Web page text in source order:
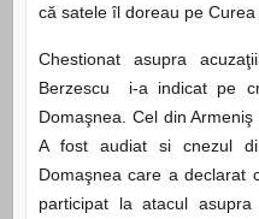
că satele îl doreau pe Curea
Chestionat asupra
Berzescu i-a indicat pe
Domaşnea. Cel din
A fost audiat si cnezul
Domaşnea care a declarat
participat la atacul